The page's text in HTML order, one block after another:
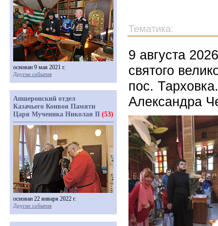
Тематика:
9 августа
святого
пос.
Александра
основан 9 мая 2021 г.
Другие события
Апшеронский отдел
Казачьего Конвоя Памяти
Царя Мученика Николая II (53)
основан 22 января 2022 г.
Другие события